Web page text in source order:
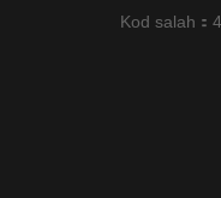
Kod salah：